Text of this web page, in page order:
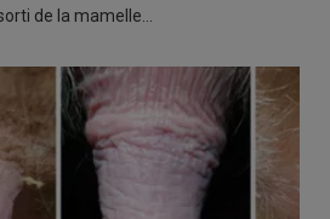
de la mamelle…